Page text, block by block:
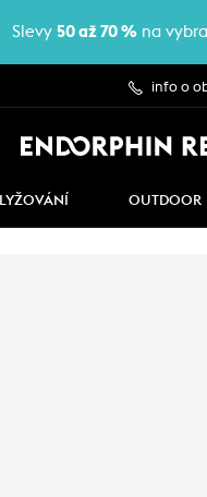
Slevy 50 až 70 % na
info o
LYŽOVÁNÍ OUTDOOR